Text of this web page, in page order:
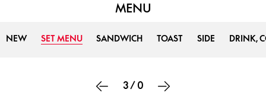
MENU
NEW SET MENU SANDWICH TOAST SIDE DRINK,
3/0